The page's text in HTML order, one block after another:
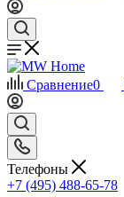
Сравнение0
Телефоны
+7 (495) 488-65-78